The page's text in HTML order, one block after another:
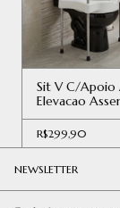
Sit V C/Apoio
Elevacao
Sanitario
R$299,90
NEWSLETTER